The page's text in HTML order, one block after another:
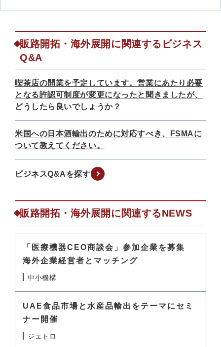
販路開拓・海外展開に関連するビジネス
Q&A
喫茶店の開業を予定しています。営業にあたり必要
となる許認可制度が変更になったと聞きましたが、
どうしたら良いでしょうか？
米国への日本酒輸出のために対応すべき、FSMAに
ついて教えてください。
ビジネスQ&Aを探す
販路開拓・海外展開に関連するNEWS
「医療機器CEO商談会」参加企業を募集
海外企業経営者とマッチング
中小機構
UAE食品市場と水産品輸出をテーマにセミ
ナー開催
ジェトロ